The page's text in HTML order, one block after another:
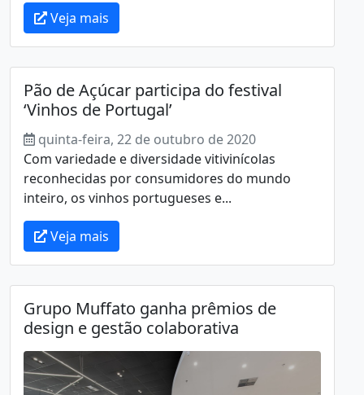
Veja mais
Pão de Açúcar participa do festival
‘Vinhos de Portugal’
quinta-feira, 22 de outubro de 2020
Com variedade e diversidade vitivinícolas
reconhecidas por consumidores do mundo
inteiro, os vinhos portugueses e...
Veja mais
Grupo Muffato ganha prêmios de
design e gestão colaborativa